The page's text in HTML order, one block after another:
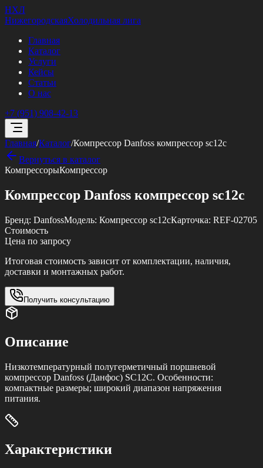
НХЛ
НижегородскаяХолодильная лига
Главная
Каталог
Услуги
Кейсы
Статьи
О нас
+7 (951) 908-42-13
Главная/Каталог/Компрессор Danfoss компрессор sc12c
Вернуться в каталог
КомпрессорыКомпрессор
Компрессор Danfoss компрессор sc12c
Бренд: DanfossМодель: Компрессор sc12cКарточка: REF-02705
Стоимость
Цена по запросу
Итоговая стоимость зависит от комплектации, наличия,
доставки и монтажных работ.
Получить консультацию
Описание
Низкотемпературный полугерметичный поршневой
компрессор Danfoss (Данфос) SC12C. Особенности:
компактные размеры; широкий диапазон напряжения
питания.
Характеристики